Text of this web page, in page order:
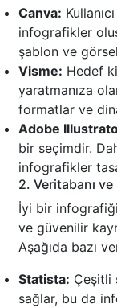
Canva:
infografikler
şablon ve
Visme: Hedef
yaratmanıza
formatlar ve
Adobe
bir seçimdir.
infografikler
2. Veritabanı
İyi bir
ve güvenilir
Aşağıda bazı
Statista: Çeşitli
sağlar, bu da